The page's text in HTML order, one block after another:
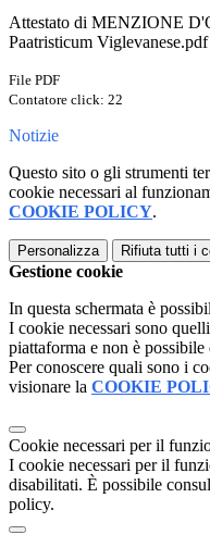
Attestato di MENZIONE
Paatristicum Viglevanese.pdf
File PDF
Contatore click: 22
Notizie
Questo sito o gli strumenti
cookie necessari al
COOKIE POLICY.
Personalizza Rifiuta tutti i
Gestione cookie
In questa schermata è
I cookie necessari sono
piattaforma e non è
Per conoscere quali sono i
visionare la COOKIE
Cookie necessari per il
I cookie necessari per il
disabilitati. È possibile
policy.